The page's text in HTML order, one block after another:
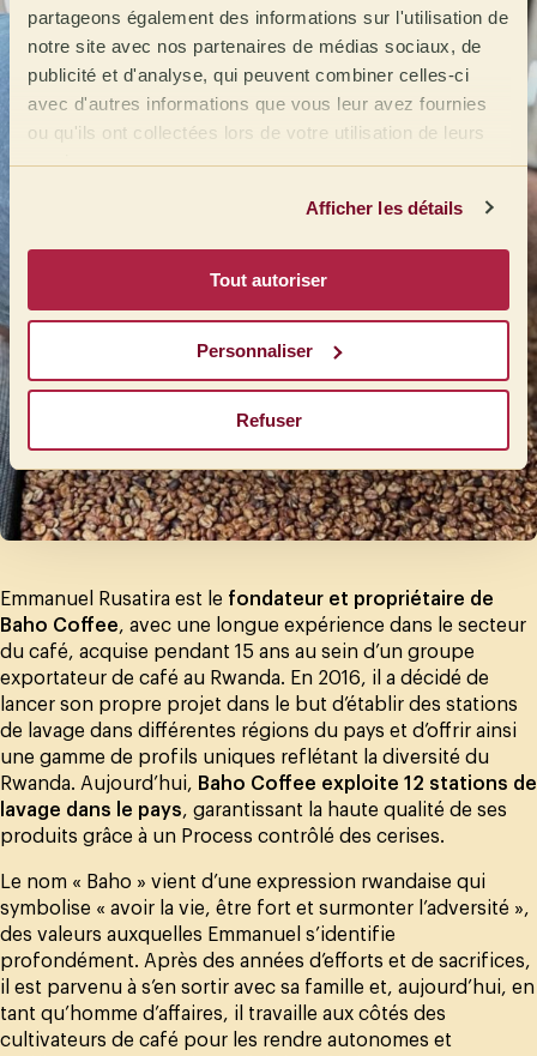
partageons également des informations sur l'utilisation de
notre site avec nos partenaires de médias sociaux, de
publicité et d'analyse, qui peuvent combiner celles-ci
avec d'autres informations que vous leur avez fournies
ou qu'ils ont collectées lors de votre utilisation de leurs
services.
Afficher les détails
Tout autoriser
Personnaliser
Refuser
Emmanuel Rusatira est le fondateur et propriétaire de
Baho Coffee, avec une longue expérience dans le secteur
du café, acquise pendant 15 ans au sein d’un groupe
exportateur de café au Rwanda. En 2016, il a décidé de
lancer son propre projet dans le but d’établir des stations
de lavage dans différentes régions du pays et d’offrir ainsi
une gamme de profils uniques reflétant la diversité du
Rwanda. Aujourd’hui, Baho Coffee exploite 12 stations de
lavage dans le pays, garantissant la haute qualité de ses
produits grâce à un Process contrôlé des cerises.
Le nom « Baho » vient d’une expression rwandaise qui
symbolise « avoir la vie, être fort et surmonter l’adversité »,
des valeurs auxquelles Emmanuel s’identifie
profondément. Après des années d’efforts et de sacrifices,
il est parvenu à s’en sortir avec sa famille et, aujourd’hui, en
tant qu’homme d’affaires, il travaille aux côtés des
cultivateurs de café pour les rendre autonomes et